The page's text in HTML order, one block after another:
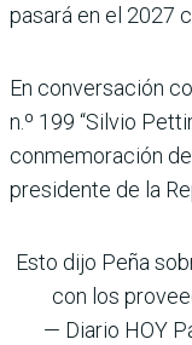
pasará en el 2027
En conversación
n.º 199 “Silvio
conmemoración
presidente de la
Esto dijo Peña
con los
— Diario HOY